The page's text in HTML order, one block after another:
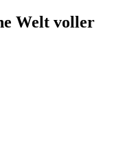
Welt voller